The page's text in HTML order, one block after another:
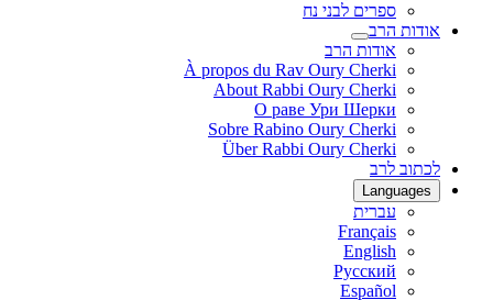
ספרים לבני נח
אודות הרב
אודות הרב
À propos du Rav Oury Cherki
About Rabbi Oury Cherki
О раве Ури Шерки
Sobre Rabino Oury Cherki
Über Rabbi Oury Cherki
לכתוב לרב
Languages
עברית
Français
English
Русский
Español